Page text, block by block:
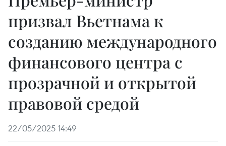
призвал Вьетнама к
созданию международного
финансового центра с
прозрачной и открытой
правовой средой
22/05/2025 14:49